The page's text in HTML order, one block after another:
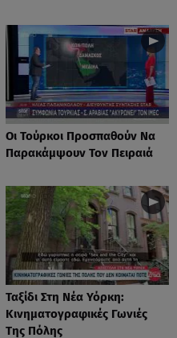
Οι Τούρκοι Προσπαθούν Να
Παρακάμψουν Τον Πειραιά
Ταξίδι Στη Νέα Υόρκη:
Κινηματογραφικές Γωνιές
Της Πόλης